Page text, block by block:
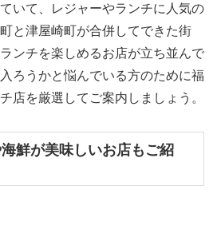
いて、レジャーやランチに人気の
と津屋崎町が合併してできた街
ンチを楽しめるお店が立ち並んで
ろうかと悩んでいる方のために福
店を厳選してご案内しましょう。
鮮が美味しいお店もご紹